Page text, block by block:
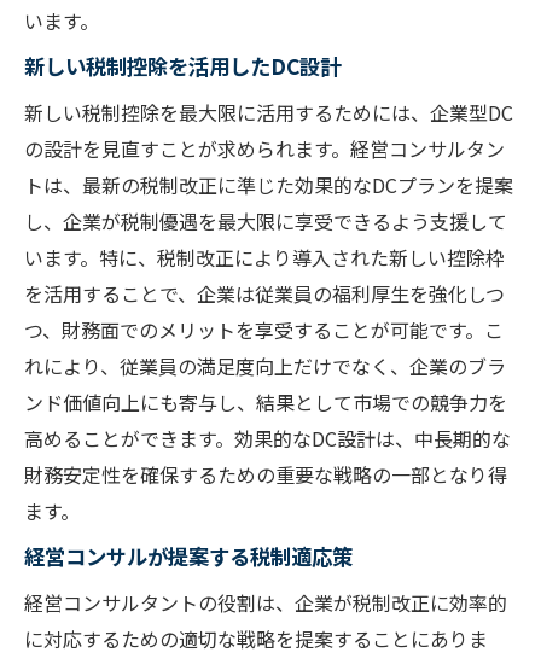
います。
新しい税制控除を活用したDC設計
新しい税制控除を最大限に活用するためには、企業型DC
の設計を見直すことが求められます。経営コンサルタン
トは、最新の税制改正に準じた効果的なDCプランを提案
し、企業が税制優遇を最大限に享受できるよう支援して
います。特に、税制改正により導入された新しい控除枠
を活用することで、企業は従業員の福利厚生を強化しつ
つ、財務面でのメリットを享受することが可能です。こ
れにより、従業員の満足度向上だけでなく、企業のブラ
ンド価値向上にも寄与し、結果として市場での競争力を
高めることができます。効果的なDC設計は、中長期的な
財務安定性を確保するための重要な戦略の一部となり得
ます。
経営コンサルが提案する税制適応策
経営コンサルタントの役割は、企業が税制改正に効率的
に対応するための適切な戦略を提案することにありま